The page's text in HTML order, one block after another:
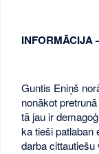
Guntis Eniņš
nonākot
tā jau ir
ka tieši patlaban
darba cittautiešu